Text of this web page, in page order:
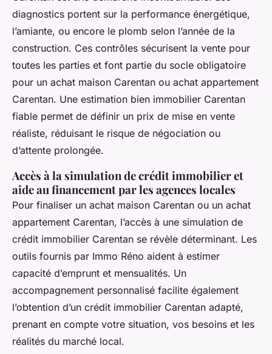
diagnostics portent sur la performance énergétique,
l’amiante, ou encore le plomb selon l’année de la
construction. Ces contrôles sécurisent la vente pour
toutes les parties et font partie du socle obligatoire
pour un achat maison Carentan ou achat appartement
Carentan. Une estimation bien immobilier Carentan
fiable permet de définir un prix de mise en vente
réaliste, réduisant le risque de négociation ou
d’attente prolongée.
Accès à la simulation de crédit immobilier et
aide au financement par les agences locales
Pour finaliser un achat maison Carentan ou un achat
appartement Carentan, l’accès à une simulation de
crédit immobilier Carentan se révèle déterminant. Les
outils fournis par Immo Réno aident à estimer
capacité d’emprunt et mensualités. Un
accompagnement personnalisé facilite également
l’obtention d’un crédit immobilier Carentan adapté,
prenant en compte votre situation, vos besoins et les
réalités du marché local.